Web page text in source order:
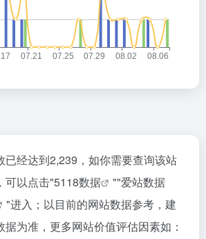
已经达到2,239，如你需要查询该站
可以点击"5118数据 ""爱站数据
"进入；以目前的网站数据参考，建
为准，更多网站价值评估因素如：